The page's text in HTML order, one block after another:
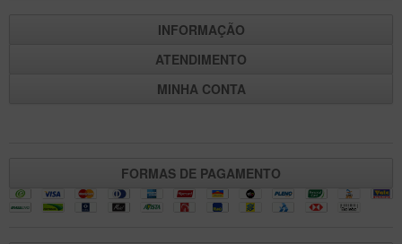
Limpadores para Cachimbo
INFORMAÇÃO
ATENDIMENTO
MINHA CONTA
FORMAS DE PAGAMENTO